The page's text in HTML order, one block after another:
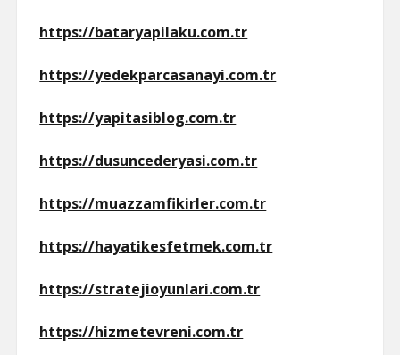
https://bataryapilaku.com.tr
https://yedekparcasanayi.com.tr
https://yapitasiblog.com.tr
https://dusuncederyasi.com.tr
https://muazzamfikirler.com.tr
https://hayatikesfetmek.com.tr
https://stratejioyunlari.com.tr
https://hizmetevreni.com.tr